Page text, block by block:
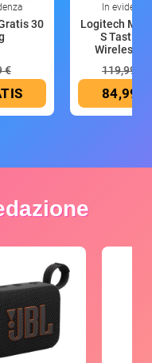
30
€
In evidenza
Logitech MX
S Tastiera
Wireless
119,99 €
84,99 €